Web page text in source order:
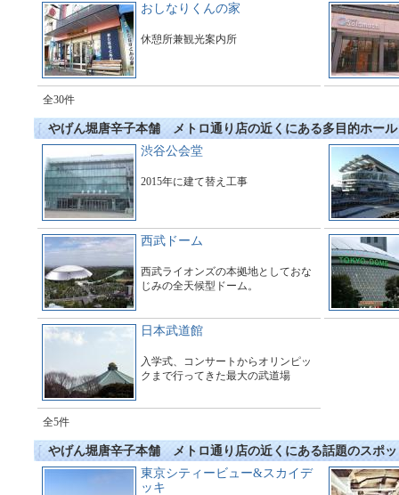
おしなりくんの家
休憩所兼観光案内所
全30件
やげん堀唐辛子本舗 メトロ通り店の近くにある多目的ホール
渋谷公会堂
2015年に建て替え工事
西武ドーム
西武ライオンズの本拠地としておな
じみの全天候型ドーム。
日本武道館
入学式、コンサートからオリンピッ
クまで行ってきた最大の武道場
全5件
やげん堀唐辛子本舗 メトロ通り店の近くにある話題のスポッ
東京シティービュー&スカイデ
ッキ